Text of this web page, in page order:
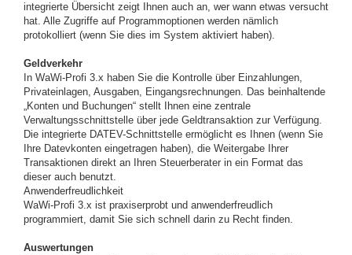
integrierte Übersicht zeigt Ihnen auch an, wer wann etwas versucht
hat. Alle Zugriffe auf Programmoptionen werden nämlich
protokolliert (wenn Sie dies im System aktiviert haben).
Geldverkehr
In WaWi-Profi 3.x haben Sie die Kontrolle über Einzahlungen,
Privateinlagen, Ausgaben, Eingangsrechnungen. Das beinhaltende
„Konten und Buchungen“ stellt Ihnen eine zentrale
Verwaltungsschnittstelle über jede Geldtransaktion zur Verfügung.
Die integrierte DATEV-Schnittstelle ermöglicht es Ihnen (wenn Sie
Ihre Datevkonten eingetragen haben), die Weitergabe Ihrer
Transaktionen direkt an Ihren Steuerberater in ein Format das
dieser auch benutzt.
Anwenderfreudlichkeit
WaWi-Profi 3.x ist praxiserprobt und anwenderfreudlich
programmiert, damit Sie sich schnell darin zu Recht finden.
Auswertungen